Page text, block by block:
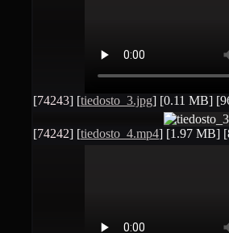
[74243] [tiedosto_3.jpg] [0.11 MB]
[74242] [tiedosto_4.mp4] [1.97 MB]